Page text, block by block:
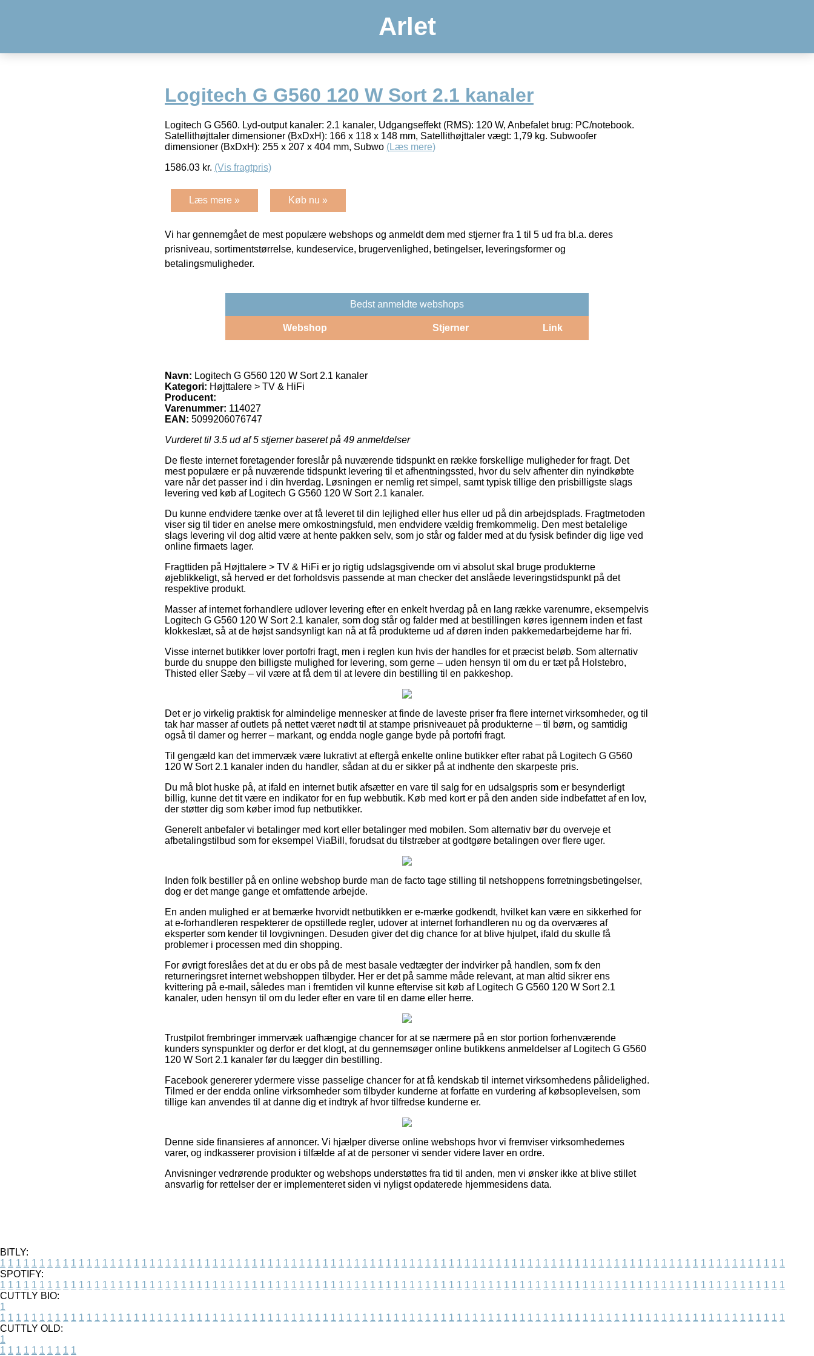
Arlet
Logitech G G560 120 W Sort 2.1 kanaler
Logitech G G560. Lyd-output kanaler: 2.1 kanaler, Udgangseffekt (RMS): 120 W, Anbefalet brug: PC/notebook.
Satellithøjttaler dimensioner (BxDxH): 166 x 118 x 148 mm, Satellithøjttaler vægt: 1,79 kg. Subwoofer
dimensioner (BxDxH): 255 x 207 x 404 mm, Subwo (Læs mere)
1586.03 kr. (Vis fragtpris)
Læs mere » Køb nu »
Vi har gennemgået de mest populære webshops og anmeldt dem med stjerner fra 1 til 5 ud fra bl.a. deres
prisniveau, sortimentstørrelse, kundeservice, brugervenlighed, betingelser, leveringsformer og
betalingsmuligheder.
Bedst anmeldte webshops
Webshop Stjerner Link
Navn: Logitech G G560 120 W Sort 2.1 kanaler
Kategori: Højttalere > TV & HiFi
Producent:
Varenummer: 114027
EAN: 5099206076747
Vurderet til 3.5 ud af 5 stjerner baseret på 49 anmeldelser
De fleste internet foretagender foreslår på nuværende tidspunkt en række forskellige muligheder for fragt. Det
mest populære er på nuværende tidspunkt levering til et afhentningssted, hvor du selv afhenter din nyindkøbte
vare når det passer ind i din hverdag. Løsningen er nemlig ret simpel, samt typisk tillige den prisbilligste slags
levering ved køb af Logitech G G560 120 W Sort 2.1 kanaler.
Du kunne endvidere tænke over at få leveret til din lejlighed eller hus eller ud på din arbejdsplads. Fragtmetoden
viser sig til tider en anelse mere omkostningsfuld, men endvidere vældig fremkommelig. Den mest betalelige
slags levering vil dog altid være at hente pakken selv, som jo står og falder med at du fysisk befinder dig lige ved
online firmaets lager.
Fragttiden på Højttalere > TV & HiFi er jo rigtig udslagsgivende om vi absolut skal bruge produkterne
øjeblikkeligt, så herved er det forholdsvis passende at man checker det anslåede leveringstidspunkt på det
respektive produkt.
Masser af internet forhandlere udlover levering efter en enkelt hverdag på en lang række varenumre, eksempelvis
Logitech G G560 120 W Sort 2.1 kanaler, som dog står og falder med at bestillingen køres igennem inden et fast
klokkeslæt, så at de højst sandsynligt kan nå at få produkterne ud af døren inden pakkemedarbejderne har fri.
Visse internet butikker lover portofri fragt, men i reglen kun hvis der handles for et præcist beløb. Som alternativ
burde du snuppe den billigste mulighed for levering, som gerne – uden hensyn til om du er tæt på Holstebro,
Thisted eller Sæby – vil være at få dem til at levere din bestilling til en pakkeshop.
Det er jo virkelig praktisk for almindelige mennesker at finde de laveste priser fra flere internet virksomheder, og til
tak har masser af outlets på nettet været nødt til at stampe prisniveauet på produkterne – til børn, og samtidig
også til damer og herrer – markant, og endda nogle gange byde på portofri fragt.
Til gengæld kan det immervæk være lukrativt at eftergå enkelte online butikker efter rabat på Logitech G G560
120 W Sort 2.1 kanaler inden du handler, sådan at du er sikker på at indhente den skarpeste pris.
Du må blot huske på, at ifald en internet butik afsætter en vare til salg for en udsalgspris som er besynderligt
billig, kunne det tit være en indikator for en fup webbutik. Køb med kort er på den anden side indbefattet af en lov,
der støtter dig som køber imod fup netbutikker.
Generelt anbefaler vi betalinger med kort eller betalinger med mobilen. Som alternativ bør du overveje et
afbetalingstilbud som for eksempel ViaBill, forudsat du tilstræber at godtgøre betalingen over flere uger.
Inden folk bestiller på en online webshop burde man de facto tage stilling til netshoppens forretningsbetingelser,
dog er det mange gange et omfattende arbejde.
En anden mulighed er at bemærke hvorvidt netbutikken er e-mærke godkendt, hvilket kan være en sikkerhed for
at e-forhandleren respekterer de opstillede regler, udover at internet forhandleren nu og da overværes af
eksperter som kender til lovgivningen. Desuden giver det dig chance for at blive hjulpet, ifald du skulle få
problemer i processen med din shopping.
For øvrigt foreslåes det at du er obs på de mest basale vedtægter der indvirker på handlen, som fx den
returneringsret internet webshoppen tilbyder. Her er det på samme måde relevant, at man altid sikrer ens
kvittering på e-mail, således man i fremtiden vil kunne eftervise sit køb af Logitech G G560 120 W Sort 2.1
kanaler, uden hensyn til om du leder efter en vare til en dame eller herre.
Trustpilot frembringer immervæk uafhængige chancer for at se nærmere på en stor portion forhenværende
kunders synspunkter og derfor er det klogt, at du gennemsøger online butikkens anmeldelser af Logitech G G560
120 W Sort 2.1 kanaler før du lægger din bestilling.
Facebook genererer ydermere visse passelige chancer for at få kendskab til internet virksomhedens pålidelighed.
Tilmed er der endda online virksomheder som tilbyder kunderne at forfatte en vurdering af købsoplevelsen, som
tillige kan anvendes til at danne dig et indtryk af hvor tilfredse kunderne er.
Denne side finansieres af annoncer. Vi hjælper diverse online webshops hvor vi fremviser virksomhedernes
varer, og indkasserer provision i tilfælde af at de personer vi sender videre laver en ordre.
Anvisninger vedrørende produkter og webshops understøttes fra tid til anden, men vi ønsker ikke at blive stillet
ansvarlig for rettelser der er implementeret siden vi nyligst opdaterede hjemmesidens data.
BITLY:
1 1 1 1 1 1 1 1 1 1 1 1 1 1 1 1 1 1 1 1 1 1 1 1 1 1 1 1 1 1 1 1 1 1 1 1 1 1 1 1 1 1 1 1 1 1 1 1 1 1 1 1 1 1 1 1 1 1 1 1 1 1 1 1 1 1 1 1 1 1 1 1 1 1 1 1 1 1 1 1 1 1 1 1 1 1 1 1 1 1 1 1 1 1 1 1 1 1 1 1
SPOTIFY:
1 1 1 1 1 1 1 1 1 1 1 1 1 1 1 1 1 1 1 1 1 1 1 1 1 1 1 1 1 1 1 1 1 1 1 1 1 1 1 1 1 1 1 1 1 1 1 1 1 1 1 1 1 1 1 1 1 1 1 1 1 1 1 1 1 1 1 1 1 1 1 1 1 1 1 1 1 1 1 1 1 1 1 1 1 1 1 1 1 1 1 1 1 1 1 1 1 1 1 1
CUTTLY BIO:
1
1 1 1 1 1 1 1 1 1 1 1 1 1 1 1 1 1 1 1 1 1 1 1 1 1 1 1 1 1 1 1 1 1 1 1 1 1 1 1 1 1 1 1 1 1 1 1 1 1 1 1 1 1 1 1 1 1 1 1 1 1 1 1 1 1 1 1 1 1 1 1 1 1 1 1 1 1 1 1 1 1 1 1 1 1 1 1 1 1 1 1 1 1 1 1 1 1 1 1 1
CUTTLY OLD:
1
1 1 1 1 1 1 1 1 1 1